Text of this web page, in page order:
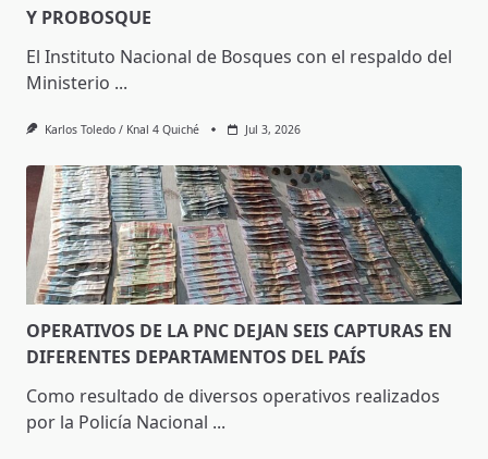
Y PROBOSQUE
El Instituto Nacional de Bosques con el respaldo del
Ministerio ...
Karlos Toledo / Knal 4 Quiché Jul 3, 2026
OPERATIVOS DE LA PNC DEJAN SEIS CAPTURAS EN
DIFERENTES DEPARTAMENTOS DEL PAÍS
Como resultado de diversos operativos realizados
por la Policía Nacional ...